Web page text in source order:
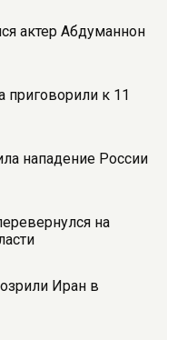
актер Абдуманнон
к 11
нападение России
на
Иран в